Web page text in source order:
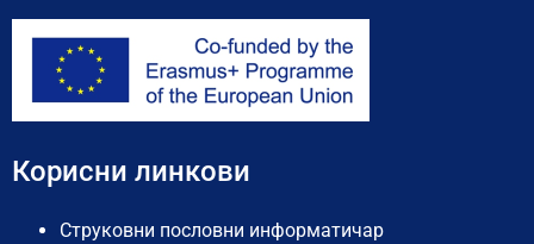
Корисни линкови
Струковни пословни информатичар